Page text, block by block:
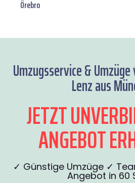
Örebro
Umzugsservice &
Lenz aus
JETZT
ANGEBOT
✓ Günstige Umzüge ✓
Angebot in 60